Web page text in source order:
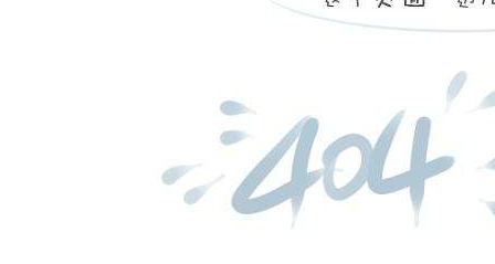
4月23日，湖北枝江酒业联手九度智力集团在中油花园
员、部分媒体共200多人参会。
河南酒业协会副会长兼秘书长蒋辉在会上发表热情
添更加诗意的篇章。枝江酒业股份有限公司总经理陈
专家、九度智力集团董事长马斐为广大经销商演讲了